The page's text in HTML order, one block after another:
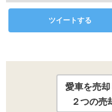
ツイートする
愛車を売却
２つの売